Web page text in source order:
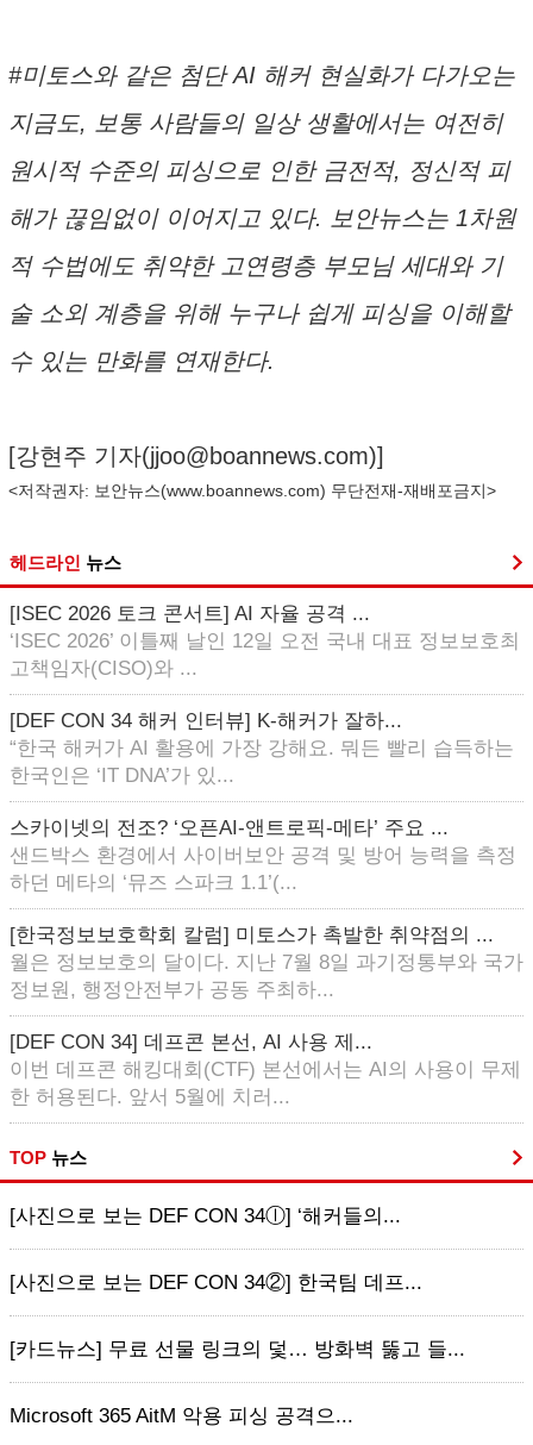
#미토스와 같은 첨단 AI 해커 현실화가 다가오는
지금도, 보통 사람들의 일상 생활에서는 여전히
원시적 수준의 피싱으로 인한 금전적, 정신적 피
해가 끊임없이 이어지고 있다. 보안뉴스는 1차원
적 수법에도 취약한 고연령층 부모님 세대와 기
술 소외 계층을 위해 누구나 쉽게 피싱을 이해할
수 있는 만화를 연재한다.
[강현주 기자(jjoo@boannews.com)]
<저작권자: 보안뉴스(www.boannews.com) 무단전재-재배포금지>
헤드라인 뉴스
[ISEC 2026 토크 콘서트] AI 자율 공격 ...
‘ISEC 2026’ 이틀째 날인 12일 오전 국내 대표 정보보호최
고책임자(CISO)와 ...
[DEF CON 34 해커 인터뷰] K-해커가 잘하...
“한국 해커가 AI 활용에 가장 강해요. 뭐든 빨리 습득하는
한국인은 ‘IT DNA’가 있...
스카이넷의 전조? ‘오픈AI-앤트로픽-메타’ 주요 ...
샌드박스 환경에서 사이버보안 공격 및 방어 능력을 측정
하던 메타의 ‘뮤즈 스파크 1.1’(...
[한국정보보호학회 칼럼] 미토스가 촉발한 취약점의 ...
월은 정보보호의 달이다. 지난 7월 8일 과기정통부와 국가
정보원, 행정안전부가 공동 주최하...
[DEF CON 34] 데프콘 본선, AI 사용 제...
이번 데프콘 해킹대회(CTF) 본선에서는 AI의 사용이 무제
한 허용된다. 앞서 5월에 치러...
TOP 뉴스
[사진으로 보는 DEF CON 34ⓛ] ‘해커들의...
[사진으로 보는 DEF CON 34②] 한국팀 데프...
[카드뉴스] 무료 선물 링크의 덫… 방화벽 뚫고 들...
Microsoft 365 AitM 악용 피싱 공격으...